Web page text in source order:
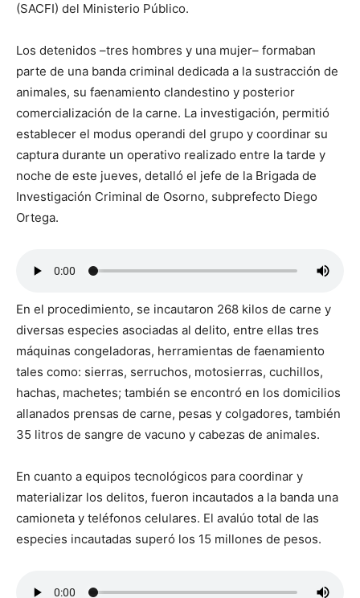
(SACFI) del Ministerio Público.
Los detenidos –tres hombres y una mujer– formaban
parte de una banda criminal dedicada a la sustracción de
animales, su faenamiento clandestino y posterior
comercialización de la carne. La investigación, permitió
establecer el modus operandi del grupo y coordinar su
captura durante un operativo realizado entre la tarde y
noche de este jueves, detalló el jefe de la Brigada de
Investigación Criminal de Osorno, subprefecto Diego
Ortega.
En el procedimiento, se incautaron 268 kilos de carne y
diversas especies asociadas al delito, entre ellas tres
máquinas congeladoras, herramientas de faenamiento
tales como: sierras, serruchos, motosierras, cuchillos,
hachas, machetes; también se encontró en los domicilios
allanados prensas de carne, pesas y colgadores, también
35 litros de sangre de vacuno y cabezas de animales.
En cuanto a equipos tecnológicos para coordinar y
materializar los delitos, fueron incautados a la banda una
camioneta y teléfonos celulares. El avalúo total de las
especies incautadas superó los 15 millones de pesos.